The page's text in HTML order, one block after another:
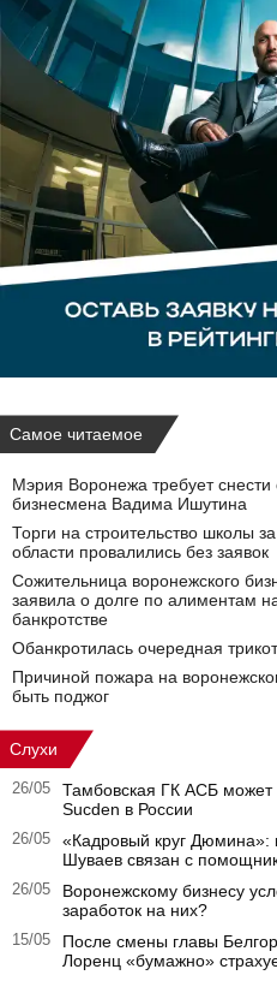
Самое читаемое
Мэрия Воронежа требует
бизнесмена Вадима Ишутина
Торги на строительство школы
области провалились без заявок
Сожительница воронежского
заявила о долге по алиментам
банкротстве
Обанкротилась очередная
Причиной пожара на
быть поджог
Слухи
26/05
Тамбовская ГК АСБ может
Sucden в России
26/05
«Кадровый круг Дюмина»:
Шуваев связан с
26/05
Воронежскому бизнесу
заработок на них?
15/05
После смены главы
Лоренц «бумажно»